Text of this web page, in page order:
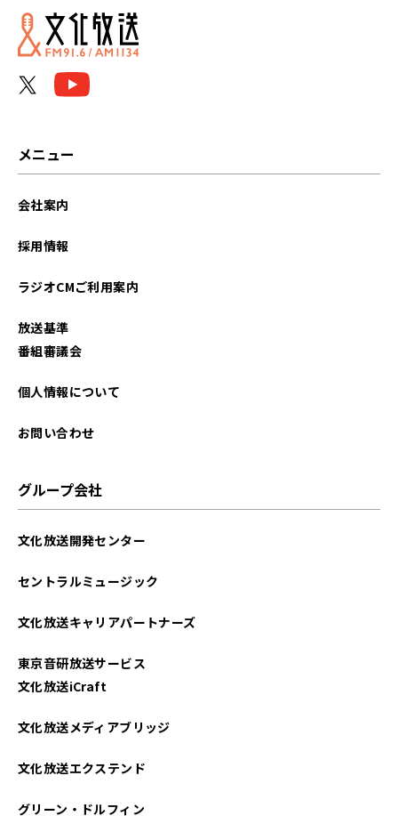
メニュー
会社案内
採用情報
ラジオCMご利用案内
放送基準
番組審議会
個人情報について
お問い合わせ
グループ会社
文化放送開発センター
セントラルミュージック
文化放送キャリアパートナーズ
東京音研放送サービス
文化放送iCraft
文化放送メディアブリッジ
文化放送エクステンド
グリーン・ドルフィン